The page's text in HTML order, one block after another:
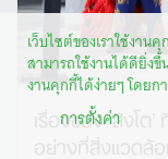
เว็บไซต์ของเราใช้งาน
สามารถใช้งานได้ดียิ่ง
งานคุกกี้ได้ง่ายๆ โดยก
การตั้งค่า
เรื่องของ ‘สิงโ
อย่างที่สิ่งแวด